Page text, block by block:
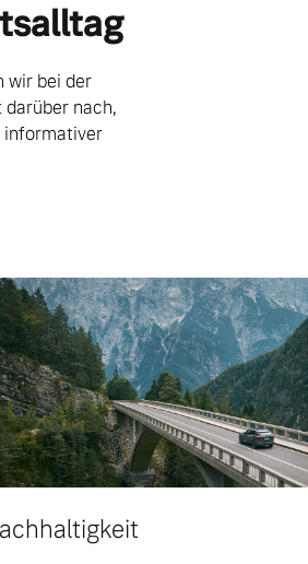
wir bei der
nach,
informativer